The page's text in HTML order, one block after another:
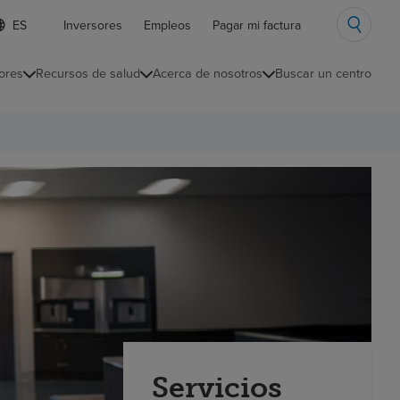
Inversores Empleos Pagar mi factura
Recursos de salud Acerca de nosotros Buscar un centro
Servicios